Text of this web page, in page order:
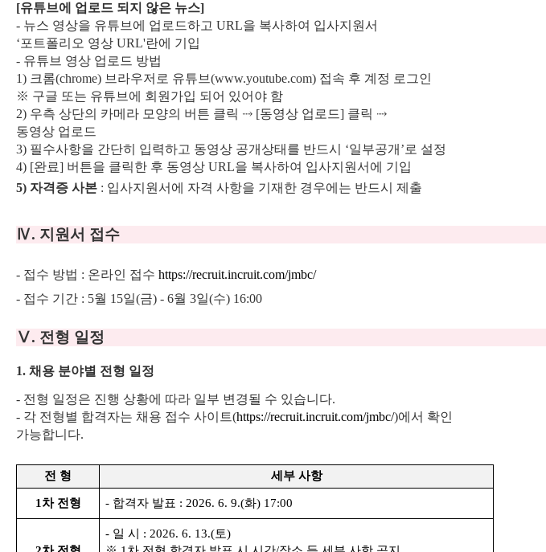
[유튜브에 업로드 되지 않은 뉴스]
- 뉴스 영상을 유튜브에 업로드하고 URL을 복사하여 입사지원서
‘포트폴리오 영상 URL'란에 기입
- 유튜브 영상 업로드 방법
1) 크롬(chrome) 브라우저로 유튜브(www.youtube.com) 접속 후 계정 로그인
※ 구글 또는 유튜브에 회원가입 되어 있어야 함
2) 우측 상단의 카메라 모양의 버튼 클릭 ⤑ [동영상 업로드] 클릭 ⤑
동영상 업로드
3) 필수사항을 간단히 입력하고 동영상 공개상태를 반드시 ‘일부공개 ’ 로 설정
4) [완료] 버튼을 클릭한 후 동영상 URL을 복사하여 입사지원서에 기입
5) 자격증 사본 : 입사지원서에 자격 사항을 기재한 경우에는 반드시 제출
Ⅳ. 지원서 접수
- 접수 방법 : 온라인 접수 https://recruit.incruit.com/jmbc/
- 접수 기간 : 5월 15일(금) - 6월 3일(수) 16:00
Ⅴ. 전형 일정
1. 채용 분야별 전형 일정
- 전형 일정은 진행 상황에 따라 일부 변경될 수 있습니다.
- 각 전형별 합격자는 채용 접수 사이트(https://recruit.incruit.com/jmbc/)에서 확인
가능합니다.
전 형 세부 사항
1 차 전형 - 합격자 발표 : 2026. 6. 9.(화) 17:00
- 일 시 : 2026. 6. 13.(토)